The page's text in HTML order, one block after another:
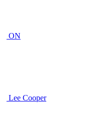
ON
Lee Cooper